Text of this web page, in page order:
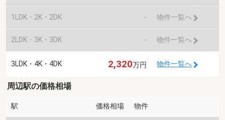
1LDK・2K・2DK - 物件一覧へ
2LDK・3K・3DK - 物件一覧へ
3LDK・4K・4DK 2,320万円 物件一覧へ
周辺駅の価格相場
駅 価格相場 物件